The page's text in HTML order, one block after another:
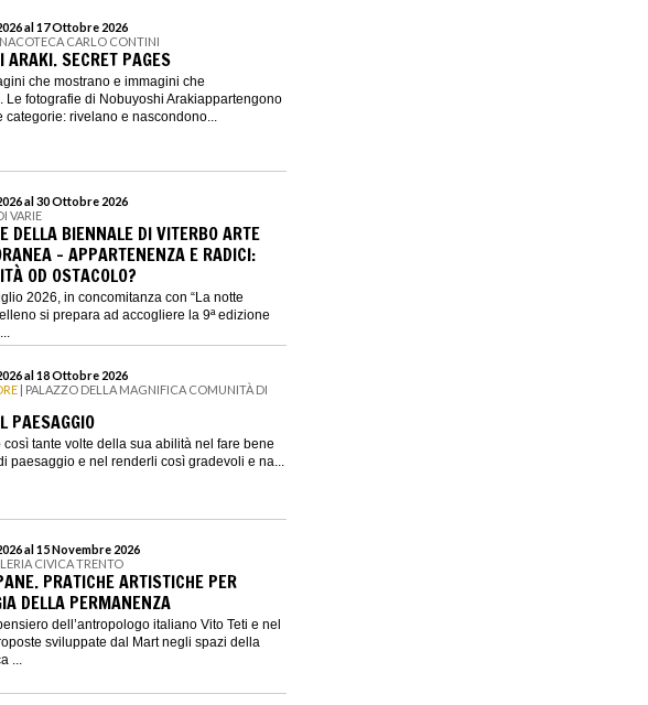
al 17 Ottobre 2026
CARLO CONTINI
ARAKI. SECRET PAGES
che mostrano e immagini che
Le fotografie di Nobuyoshi Arakiappartengono
categorie: rivelano e nascondono...
al 30 Ottobre 2026
VARIE
DELLA BIENNALE DI VITERBO ARTE
- APPARTENENZA E RADICI:
OD OSTACOLO?
2026, in concomitanza con “La notte
si prepara ad accogliere la 9ª edizione
al 18 Ottobre 2026
| PALAZZO DELLA MAGNIFICA COMUNITÀ DI
PAESAGGIO
così tante volte della sua abilità nel fare bene
paesaggio e nel renderli così gradevoli e na...
al 15 Novembre 2026
CIVICA TRENTO
PRATICHE ARTISTICHE PER
DELLA PERMANENZA
dell’antropologo italiano Vito Teti e nel
sviluppate dal Mart negli spazi della
...